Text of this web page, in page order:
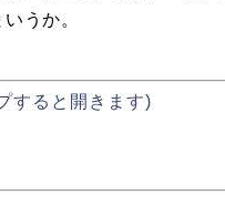
うか。
すると開きます)